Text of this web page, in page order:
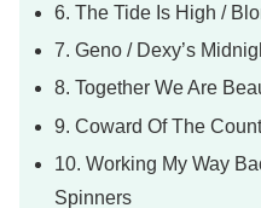
6. The Tide Is High /
7. Geno / Dexy’s
8. Together We Are
9. Coward Of The
10. Working My Way
Spinners